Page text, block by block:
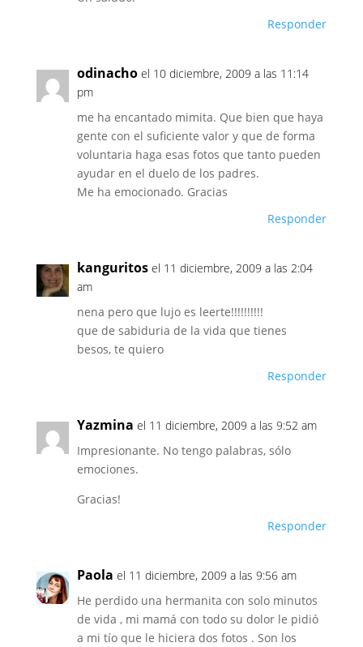
Responder
odinacho el 10 diciembre, 2009 a las 11:14
pm
me ha encantado mimita. Que bien que haya
gente con el suficiente valor y que de forma
voluntaria haga esas fotos que tanto pueden
ayudar en el duelo de los padres.
Me ha emocionado. Gracias
Responder
kanguritos el 11 diciembre, 2009 a las 2:04
am
nena pero que lujo es leerte!!!!!!!!!!
que de sabiduria de la vida que tienes
besos, te quiero
Responder
Yazmina el 11 diciembre, 2009 a las 9:52 am
Impresionante. No tengo palabras, sólo
emociones.
Gracias!
Responder
Paola el 11 diciembre, 2009 a las 9:56 am
He perdido una hermanita con solo minutos
de vida , mi mamá con todo su dolor le pidió
a mi tío que le hiciera dos fotos . Son los